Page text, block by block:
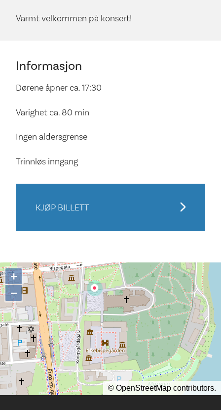
Varmt velkommen på konsert!
Informasjon
Dørene åpner ca. 17:30
Varighet ca. 80 min
Ingen aldersgrense
Trinnløs inngang
KJØP BILLETT
+
−
© OpenStreetMap contributors.